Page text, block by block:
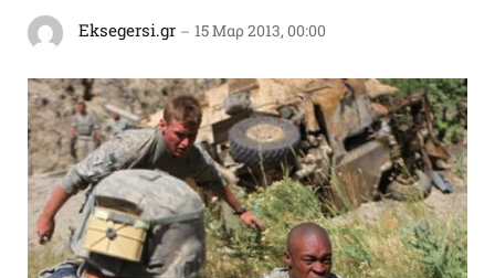
Eksegersi.gr 15 Μαρ 2013, 00:00